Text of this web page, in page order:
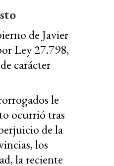
de Javier
Ley 27.798,
carácter
le
ocurrió tras
de la
los
la reciente